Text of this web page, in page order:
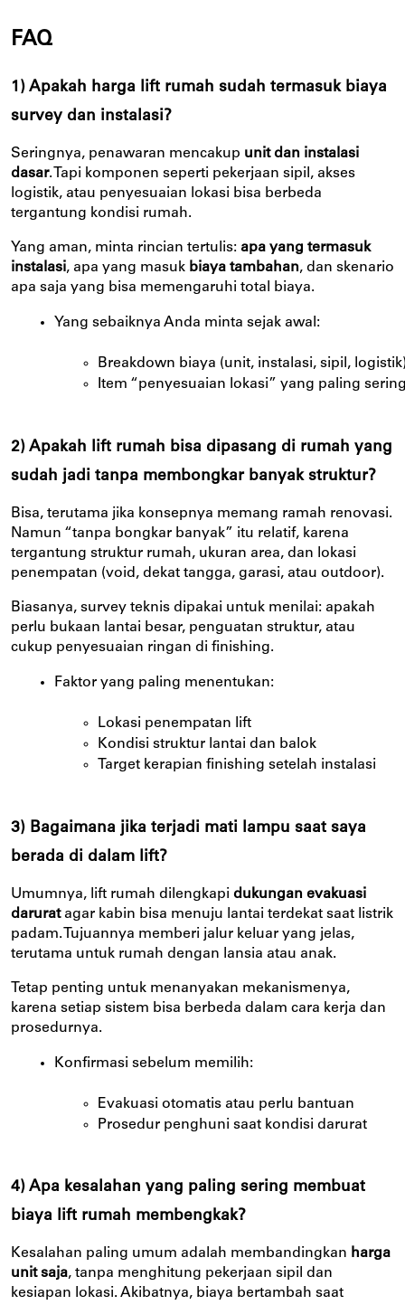
FAQ
1) Apakah harga lift rumah sudah termasuk biaya
survey dan instalasi?
Seringnya, penawaran mencakup unit dan instalasi
dasar. Tapi komponen seperti pekerjaan sipil, akses
logistik, atau penyesuaian lokasi bisa berbeda
tergantung kondisi rumah.
Yang aman, minta rincian tertulis: apa yang termasuk
instalasi, apa yang masuk biaya tambahan, dan skenario
apa saja yang bisa memengaruhi total biaya.
Yang sebaiknya Anda minta sejak awal:
Breakdown biaya (unit, instalasi, sipil,
Item “penyesuaian lokasi” yang paling
2) Apakah lift rumah bisa dipasang di rumah yang
sudah jadi tanpa membongkar banyak struktur?
Bisa, terutama jika konsepnya memang ramah renovasi.
Namun “tanpa bongkar banyak” itu relatif, karena
tergantung struktur rumah, ukuran area, dan lokasi
penempatan (void, dekat tangga, garasi, atau outdoor).
Biasanya, survey teknis dipakai untuk menilai: apakah
perlu bukaan lantai besar, penguatan struktur, atau
cukup penyesuaian ringan di finishing.
Faktor yang paling menentukan:
Lokasi penempatan lift
Kondisi struktur lantai dan balok
Target kerapian finishing setelah instalasi
3) Bagaimana jika terjadi mati lampu saat saya
berada di dalam lift?
Umumnya, lift rumah dilengkapi dukungan evakuasi
daruratagar kabin bisa menuju lantai terdekat saat listrik
padam. Tujuannya memberi jalur keluar yang jelas,
terutama untuk rumah dengan lansia atau anak.
Tetap penting untuk menanyakan mekanismenya,
karena setiap sistem bisa berbeda dalam cara kerja dan
prosedurnya.
Konfirmasi sebelum memilih:
Evakuasi otomatis atau perlu bantuan
Prosedur penghuni saat kondisi darurat
4) Apa kesalahan yang paling sering membuat
biaya lift rumah membengkak?
Kesalahan paling umum adalah membandingkan harga
unit saja, tanpa menghitung pekerjaan sipil dan
kesiapan lokasi. Akibatnya, biaya bertambah saat